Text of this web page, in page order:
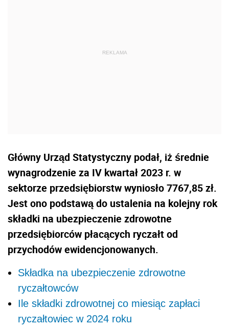
Główny Urząd Statystyczny podał, iż średnie
wynagrodzenie za IV kwartał 2023 r. w
sektorze przedsiębiorstw wyniosło 7767,85 zł.
Jest ono podstawą do ustalenia na kolejny rok
składki na ubezpieczenie zdrowotne
przedsiębiorców płacących ryczałt od
przychodów ewidencjonowanych.
Składka na ubezpieczenie zdrowotne
ryczałtowców
Ile składki zdrowotnej co miesiąc zapłaci
ryczałtowiec w 2024 roku